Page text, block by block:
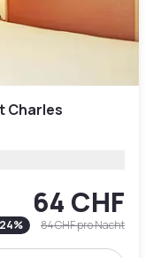
Charles
64 CHF
24% 84 CHFpro Nacht